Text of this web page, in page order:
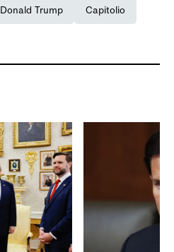
Donald Trump Capitolio